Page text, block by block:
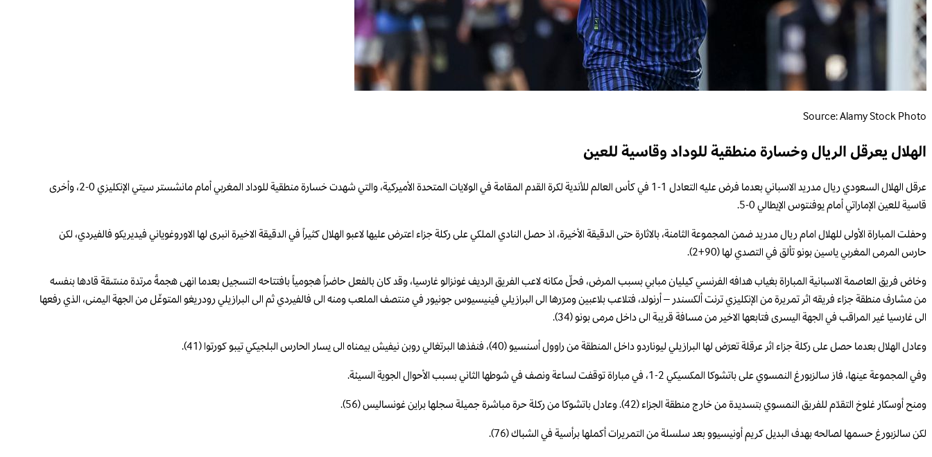
Source: Alamy Stock Photo
الهلال يعرقل الريال وخسارة منطقية للوداد وقاسية للعين
عرقل الهلال السعودي ريال مدريد الاسباني بعدما فرض عليه التعادل 1-1 في كأس العالم للأندية لكرة القدم المقامة في الولايات المتحدة الأميركية، والتي شهدت خسارة منطقية للوداد المغربي أمام مانشستر سيتي الإنكليزي 0-2، وأخرى
قاسية للعين الإماراتي أمام يوفنتوس الإيطالي 0-5.
وحفلت المباراة الأولى للهلال امام ريال مدريد ضمن المجموعة الثامنة، بالاثارة حتى الدقيقة الأخيرة، اذ حصل النادي الملكي على ركلة جزاء اعترض عليها لاعبو الهلال كثيراً في الدقيقة الاخيرة انبرى لها الاوروغوياني فيديريكو فالفيردي، لكن
حارس المرمى المغربي ياسين بونو تألق في التصدي لها (90+2).
وخاض فريق العاصمة الاسبانية المباراة بغياب هدافه الفرنسي كيليان مبابي بسبب المرض، فحلّ مكانه لاعب الفريق الرديف غونزالو غارسيا، وقد كان بالفعل حاضراً هجومياً بافتتاحه التسجيل بعدما انهى هجمةً مرتدة منسّقة قادها بنفسه
من مشارف منطقة جزاء فريقه اثر تمريرة من الإنكليزي ترنت ألكسندر – أرنولد، فتلاعب بلاعبين ومرّرها الى البرازيلي فينيسيوس جونيور في منتصف الملعب ومنه الى فالفيردي ثم الى البرازيلي رودريغو المتوغّل من الجهة اليمنى، الذي رفعها
الى غارسيا غير المراقب في الجهة اليسرى فتابعها الاخير من مسافة قريبة الى داخل مرمى بونو (34).
وعادل الهلال بعدما حصل على ركلة جزاء اثر عرقلة تعرّض لها البرازيلي ليوناردو داخل المنطقة من راوول أسنسيو (40)، فنفذها البرتغالي روبن نيفيش بيمناه الى يسار الحارس البلجيكي تيبو كورتوا (41).
وفي المجموعة عينها، فاز سالزبورغ النمسوي على باتشوكا المكسيكي 2-1، في مباراة توقفت لساعة ونصف في شوطها الثاني بسبب الأحوال الجوية السيئة.
ومنح أوسكار غلوخ التقدّم للفريق النمسوي بتسديدة من خارج منطقة الجزاء (42). وعادل باتشوكا من ركلة حرة مباشرة جميلة سجلها براين غونساليس (56).
لكن سالزبورغ حسمها لصالحه بهدف البديل كريم أونيسيوو بعد سلسلة من التمريرات أكملها برأسية في الشباك (76).